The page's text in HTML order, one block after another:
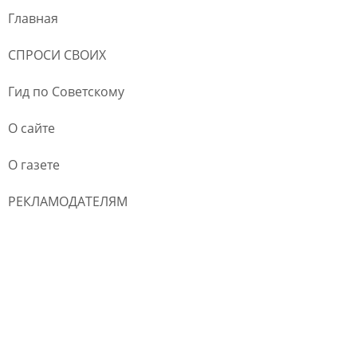
Главная
СПРОСИ СВОИХ
Гид по Советскому
О сайте
О газете
РЕКЛАМОДАТЕЛЯМ